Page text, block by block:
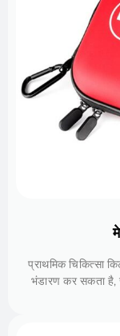
प्राथमिक चिकित्सा
भंडारण कर सकता है,